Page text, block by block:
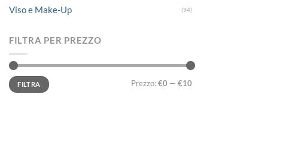
Viso e Make-Up (94)
FILTRA PER PREZZO
Prezzo
Min
Prezzo
MaxFILTRA Prezzo:€0 — €10